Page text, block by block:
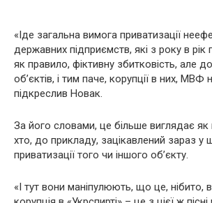
«Іде загальна вимога приватизації
державних підприємств, які з року в
як правило, фіктивну збитковість, але
об’єктів, і тим паче, корупції в них, МВФ
підкреслив Новак.
За його словами, це більше виглядає як
хто, до прикладу, зацікавлений зараз у
приватизації того чи іншого об’єкту.
«І тут вони маніпулюють, що це, нібито,